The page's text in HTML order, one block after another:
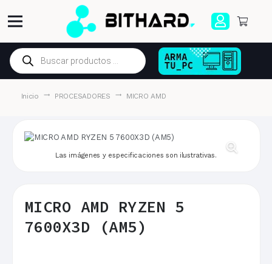
Búsqueda
de
productos
Inicio trending_flat PROCESADORES trending_flat MICRO AMD
Las imágenes y especificaciones son ilustrativas.
MICRO AMD RYZEN 5
7600X3D (AM5)